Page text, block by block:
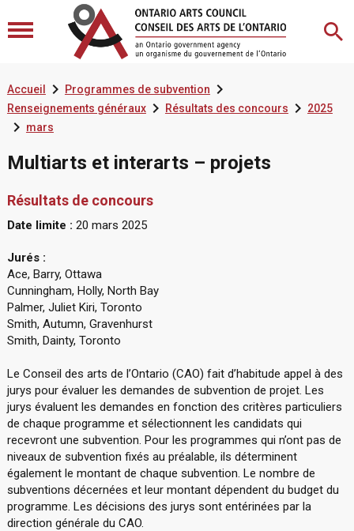
Accueil  Programmes de subvention
Renseignements généraux Résultats des concours 2025
 mars
Multiarts et interarts – projets
Résultats de concours
Date limite : 20 mars 2025
Jurés :
Ace, Barry, Ottawa
Cunningham, Holly, North Bay
Palmer, Juliet Kiri, Toronto
Smith, Autumn, Gravenhurst
Smith, Dainty, Toronto
Le Conseil des arts de l’Ontario (CAO) fait d’habitude appel à des
jurys pour évaluer les demandes de subvention de projet. Les
jurys évaluent les demandes en fonction des critères particuliers
de chaque programme et sélectionnent les candidats qui
recevront une subvention. Pour les programmes qui n’ont pas de
niveaux de subvention fixés au préalable, ils déterminent
également le montant de chaque subvention. Le nombre de
subventions décernées et leur montant dépendent du budget du
programme. Les décisions des jurys sont entérinées par la
direction générale du CAO.